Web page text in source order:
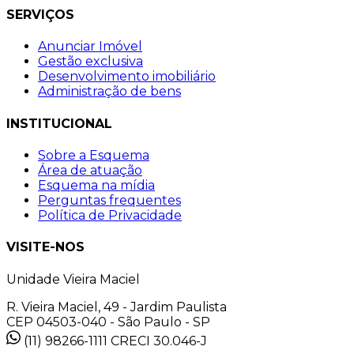
SERVIÇOS
Anunciar Imóvel
Gestão exclusiva
Desenvolvimento imobiliário
Administração de bens
INSTITUCIONAL
Sobre a Esquema
Área de atuação
Esquema na mídia
Perguntas frequentes
Política de Privacidade
VISITE-NOS
Unidade Vieira Maciel
R. Vieira Maciel, 49 - Jardim Paulista
CEP 04503-040 - São Paulo - SP
(11) 98266-1111 CRECI 30.046-J